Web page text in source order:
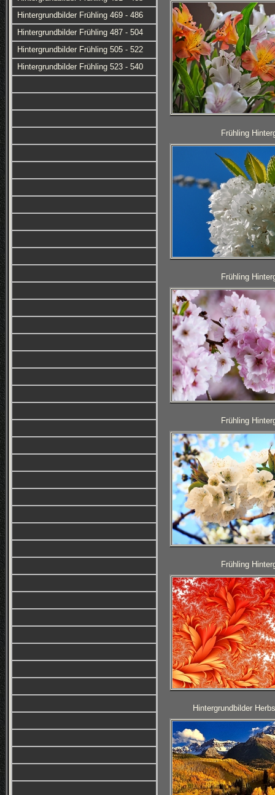
Hintergrundbilder Frühling 469 - 486
Hintergrundbilder Frühling 487 - 504
Hintergrundbilder Frühling 505 - 522
Hintergrundbilder Frühling 523 - 540
Frühling
Frühling
Frühling
Frühling
Hintergrundbilder